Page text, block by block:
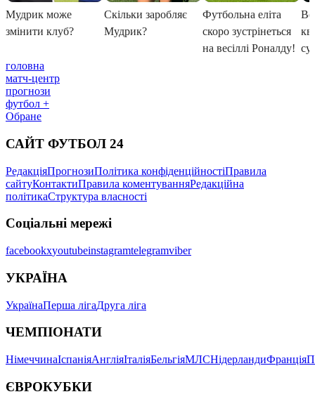
головна
матч-центр
прогнози
футбол +
Обране
САЙТ ФУТБОЛ 24
РедакціяПрогнозиПолітика конфіденційностіПравила
сайтуКонтактиПравила коментуванняРедакційна
політикаСтруктура власності
Соціальні мережі
facebookxyoutubeinstagramtelegramviber
УКРАЇНА
УкраїнаПерша лігаДруга ліга
ЧЕМПІОНАТИ
НімеччинаІспаніяАнгліяІталіяБельгіяМЛСНідерландиФранція
ЄВРОКУБКИ